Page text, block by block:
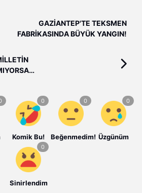
GAZİANTEP'TE TEKSMEN
FABRİKASINDA BÜYÜK YANGIN!
Komik Bu! Beğenmedim! Üzgünüm
Sinirlendim